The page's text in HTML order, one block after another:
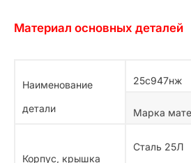
Материал основных
Наименование
детали
25с947нж
Марка
Корпус, крышка
Сталь 25Л